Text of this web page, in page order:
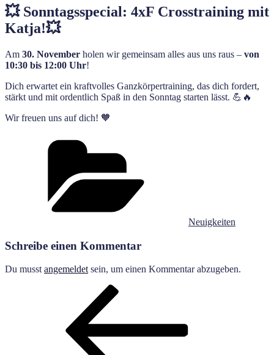
💥 Sonntagsspecial: 4xF Crosstraining mit
Katja!💥
Am 30. November holen wir gemeinsam alles aus uns raus – von
10:30 bis 12:00 Uhr!
Dich erwartet ein kraftvolles Ganzkörpertraining, das dich fordert,
stärkt und mit ordentlich Spaß in den Sonntag starten lässt. 💪🔥
Wir freuen uns auf dich! 🧡
Neuigkeiten
Schreibe einen Kommentar
Du musst angemeldet sein, um einen Kommentar abzugeben.
Beitragsnavigation